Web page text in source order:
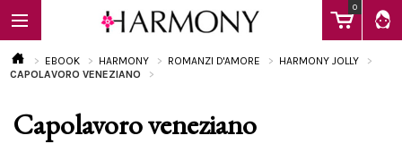
0
EBOOK
EBOOK HARMONY ROMANZI D'AMORE
HARMONY JOLLY
CAPOLAVORO VENEZIANO
Capolavoro veneziano